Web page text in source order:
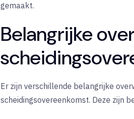
gemaakt.
Belangrijke
Er zijn verschillende belangrijke
scheidingsovereenkomst. Deze zijn